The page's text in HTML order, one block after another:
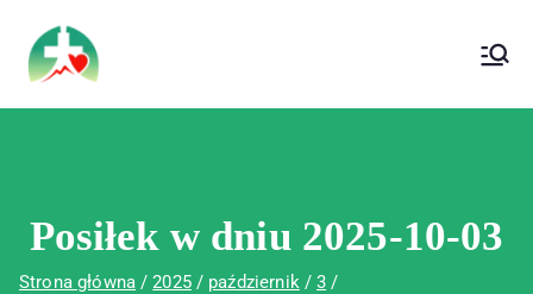
Wojewódzki Szpital Specjalistyczny im.
Św. Rafała w Czerwonej Górze
Posiłek w dniu 2025-10-03
Strona główna 2025 październik
3